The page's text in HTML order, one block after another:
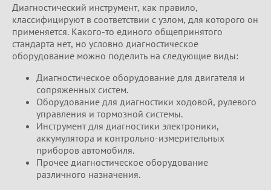
Диагностический инструмент, как правило,
классифицируют в соответствии с узлом, для которого он
применяется. Какого-то единого общепринятого
стандарта нет, но условно диагностическое
оборудование можно поделить на следующие виды:
Диагностическое оборудование для двигателя и
сопряженных систем.
Оборудование для диагностики ходовой, рулевого
управления и тормозной системы.
Инструмент для диагностики электроники,
аккумулятора и контрольно-измерительных
приборов автомобиля.
Прочее диагностическое оборудование
различного назначения.